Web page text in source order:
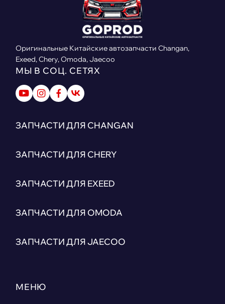
Оригинальные Китайские автозапчасти Changan,
Exeed, Chery, Omoda, Jaecoo
МЫ В СОЦ. СЕТЯХ
ЗАПЧАСТИ ДЛЯ CHANGAN
ЗАПЧАСТИ ДЛЯ CHERY
ЗАПЧАСТИ ДЛЯ EXEED
ЗАПЧАСТИ ДЛЯ OMODA
ЗАПЧАСТИ ДЛЯ JAECOO
МЕНЮ